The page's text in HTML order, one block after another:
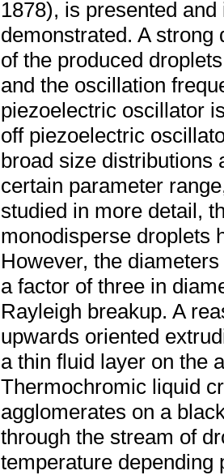
1878), is presented
demonstrated. A strong
of the produced
and the oscillation
piezoelectric oscillator
off piezoelectric
broad size distributions
certain parameter
studied in more detail,
monodisperse droplets
However, the
a factor of three in
Rayleigh breakup. A
upwards oriented
a thin fluid layer on the
Thermochromic liquid
agglomerates on a
through the stream of
temperature depending